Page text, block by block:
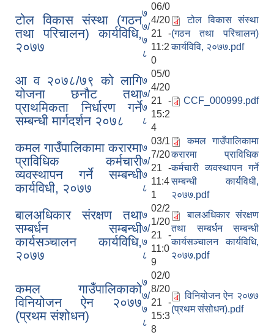
टोल विकास संस्था (गठन
तथा परिचालन) कार्यविधि,
२०७७
७
७/
७
८
06/0
4/20
21 -
11:2
0
टोल विकास संस्था
(गठन तथा परिचालन)
कार्यविवि, २०७७.pdf
आ व २०७८/७९ को लागि
योजना छनौट तथा
प्राथमिकता निर्धारण गर्ने
सम्बन्धी मार्गदर्शन २०७८
७
७/
७
८
05/0
4/20
21 -
15:2
4
CCF_000999.pdf
कमल गाउँपालिकामा करारमा
प्राविधिक कर्मचारी
व्यवस्थापन गर्ने सम्बन्धी
कार्यविधी, २०७७
७
७/
७
८
03/1
7/20
21 -
11:4
1
कमल गाउँपालिकामा
करारमा प्राविधिक
कर्मचारी व्यवस्थापन गर्ने
सम्बन्धी कार्यविधी,
२०७७.pdf
बालअधिकार संरक्षण तथा
सम्बर्धन सम्बन्धी
कार्यसञ्चालन कार्यविधि,
२०७७
७
७/
७
८
02/2
1/20
21 -
11:0
9
बालअधिकार संरक्षण
तथा सम्बर्धन सम्बन्धी
कार्यसञ्चालन कार्यविधि,
२०७७.pdf
कमल गाउँपालिकाको
विनियोजन ऐन २०७७
(प्रथम संशोधन)
७
७/
७
८
02/0
8/20
21 -
15:3
8
विनियोजन ऐन २०७७
(प्रथम संसोधन).pdf